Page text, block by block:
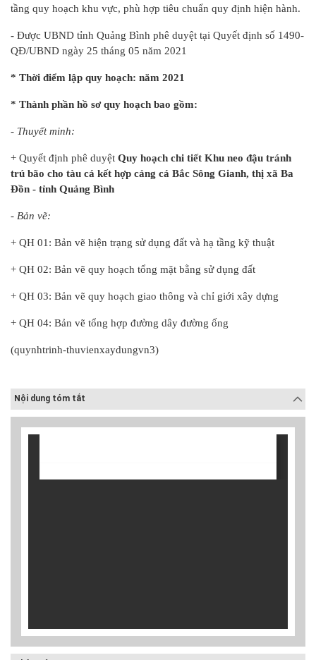
tầng quy hoạch khu vực, phù hợp tiêu chuẩn quy định hiện hành.
- Được UBND tỉnh Quảng Bình phê duyệt tại Quyết định số 1490-
QĐ/UBND ngày 25 tháng 05 năm 2021
* Thời điểm lập quy hoạch: năm 2021
* Thành phần hồ sơ quy hoạch bao gồm:
- Thuyết minh:
+ Quyết định phê duyệt Quy hoạch chi tiết Khu neo đậu tránh
trú bão cho tàu cá kết hợp cảng cá Bắc Sông Gianh, thị xã Ba
Đồn - tỉnh Quảng Bình
- Bản vẽ:
+ QH 01: Bản vẽ hiện trạng sử dụng đất và hạ tầng kỹ thuật
+ QH 02: Bản vẽ quy hoạch tổng mặt bằng sử dụng đất
+ QH 03: Bản vẽ quy hoạch giao thông và chỉ giới xây dựng
+ QH 04: Bản vẽ tổng hợp đường dây đường ống
(quynhtrinh-thuvienxaydungvn3)
Nội dung tóm tắt